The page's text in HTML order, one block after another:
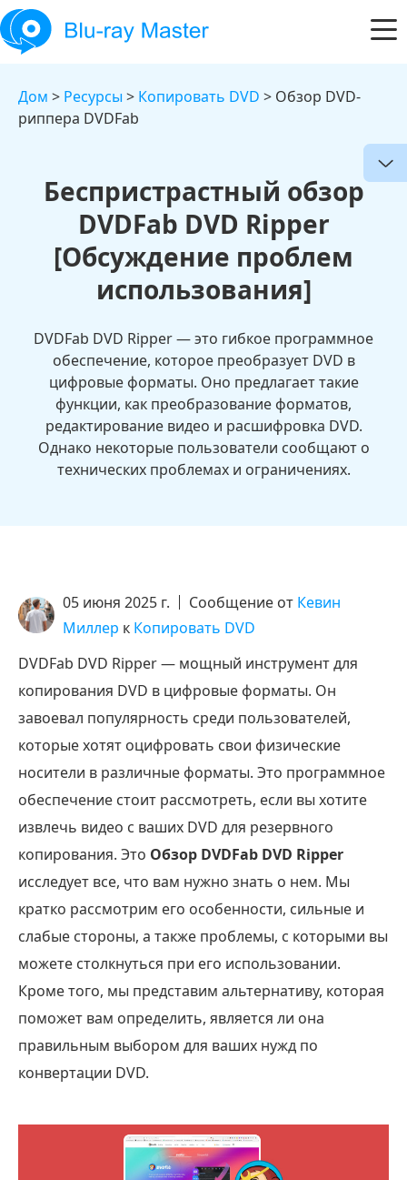
Дом > Ресурсы > Копировать DVD > Обзор DVD-
риппера DVDFab
Беспристрастный обзор
DVDFab DVD Ripper
[Обсуждение проблем
использования]
DVDFab DVD Ripper — это гибкое программное
обеспечение, которое преобразует DVD в
цифровые форматы. Оно предлагает такие
функции, как преобразование форматов,
редактирование видео и расшифровка DVD.
Однако некоторые пользователи сообщают о
технических проблемах и ограничениях.
05 июня 2025 г. Сообщение от Кевин
Миллер к Копировать DVD
DVDFab DVD Ripper — мощный инструмент для
копирования DVD в цифровые форматы. Он
завоевал популярность среди пользователей,
которые хотят оцифровать свои физические
носители в различные форматы. Это программное
обеспечение стоит рассмотреть, если вы хотите
извлечь видео с ваших DVD для резервного
копирования. Это Обзор DVDFab DVD Ripper
исследует все, что вам нужно знать о нем. Мы
кратко рассмотрим его особенности, сильные и
слабые стороны, а также проблемы, с которыми вы
можете столкнуться при его использовании.
Кроме того, мы представим альтернативу, которая
поможет вам определить, является ли она
правильным выбором для ваших нужд по
конвертации DVD.